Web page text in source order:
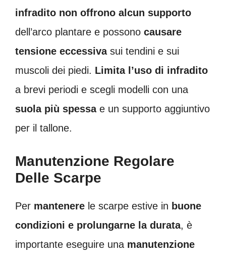
infradito non offrono alcun supporto
dell’arco plantare e possono causare
tensione eccessivasui tendini e sui
muscoli dei piedi. Limita l’uso di infradito
a brevi periodi e scegli modelli con una
suola più spessae un supporto aggiuntivo
per il tallone.
Manutenzione Regolare
Delle Scarpe
Per mantenere le scarpe estive in buone
condizioni e prolungarne la durata, è
importante eseguire una manutenzione